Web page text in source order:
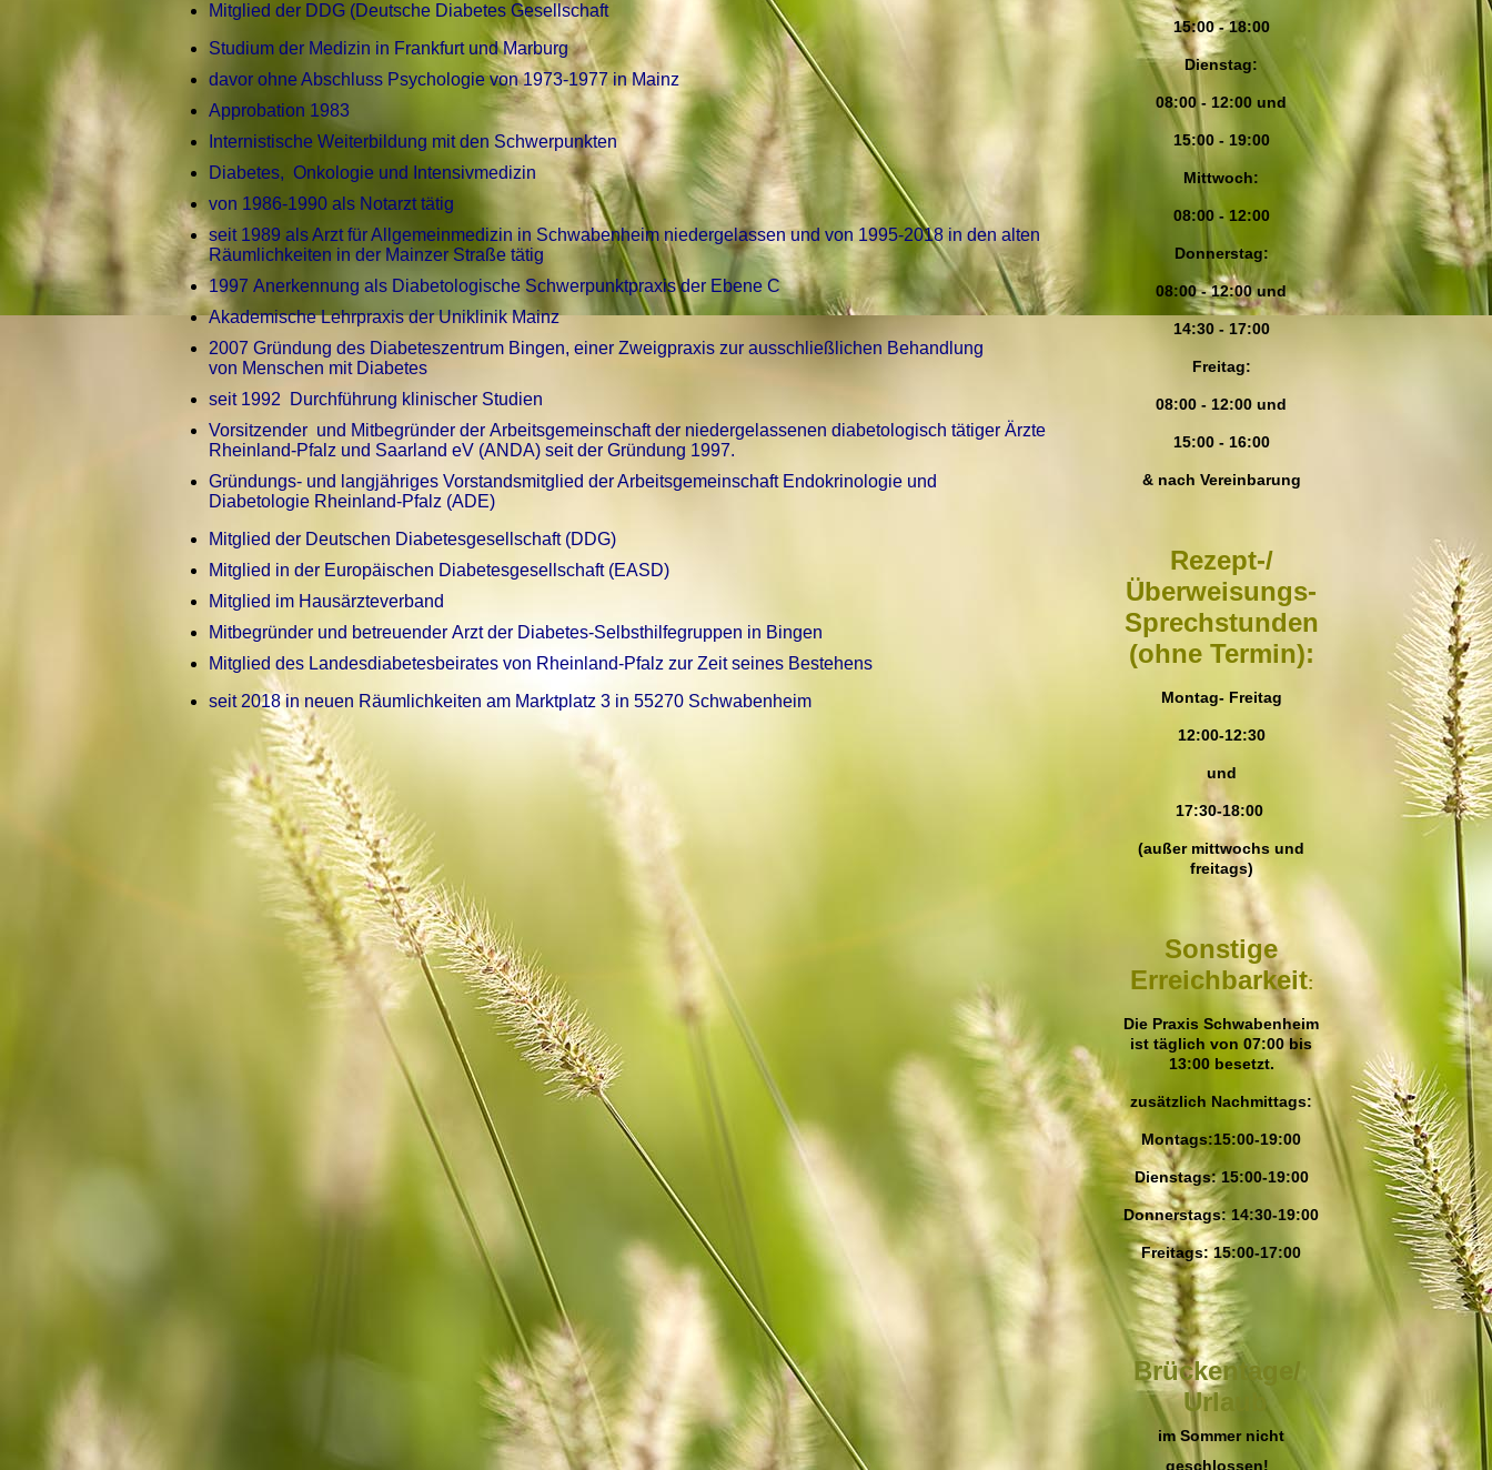
Mitglied der DDG (Deutsche Diabetes Gesellschaft
Studium der Medizin in Frankfurt und Marburg
davor ohne Abschluss Psychologie von 1973-1977 in Mainz
Approbation 1983
Internistische Weiterbildung mit den Schwerpunkten
Diabetes, Onkologie und Intensivmedizin
von 1986-1990 als Notarzt tätig
seit 1989 als Arzt für Allgemeinmedizin in Schwabenheim niedergelassen und von 1995-2018 in den alten
Räumlichkeiten in der Mainzer Straße tätig
1997 Anerkennung als Diabetologische Schwerpunktpraxis der Ebene C
Akademische Lehrpraxis der Uniklinik Mainz
2007 Gründung des Diabeteszentrum Bingen, einer Zweigpraxis zur ausschließlichen Behandlung
von Menschen mitDiabetes
seit 1992 Durchführung klinischer Studien
Vorsitzender und Mitbegründer der Arbeitsgemeinschaft der niedergelassenen diabetologisch tätiger Ärzte
Rheinland-Pfalz und Saarland eV (ANDA) seit der Gründung 1997.
Gründungs- und langjähriges Vorstandsmitglied der Arbeitsgemeinschaft Endokrinologie und
Diabetologie Rheinland-Pfalz (ADE)
Mitglied der Deutschen Diabetesgesellschaft (DDG)
Mitglied in der Europäischen Diabetesgesellschaft (EASD)
Mitglied im Hausärzteverband
Mitbegründer und betreuender Arzt der Diabetes-Selbsthilfegruppen in Bingen
Mitglied des Landesdiabetesbeirates von Rheinland-Pfalz zur Zeit seines Bestehens
seit 2018 in neuen Räumlichkeiten am Marktplatz 3 in 55270 Schwabenheim
15:00 - 18:00
Dienstag:
08:00 - 12:00 und
15:00 - 19:00
Mittwoch:
08:00 - 12:00
Donnerstag:
08:00 - 12:00 und
14:30 - 17:00
Freitag:
08:00 - 12:00 und
15:00 - 16:00
& nach Vereinbarung
Rezept-/
Überweisungs-
Sprechstunden
(ohne Termin):
Montag- Freitag
12:00-12:30
und
17:30-18:00
(außer mittwochs und
freitags)
Sonstige
Erreichbarkeit:
Die Praxis Schwabenheim
ist täglich von 07:00 bis
13:00 besetzt.
zusätzlich Nachmittags:
Montags:15:00-19:00
Dienstags: 15:00-19:00
Donnerstags: 14:30-19:00
Freitags: 15:00-17:00
Brückentage/
Urlaub
im Sommer nicht
geschlossen!